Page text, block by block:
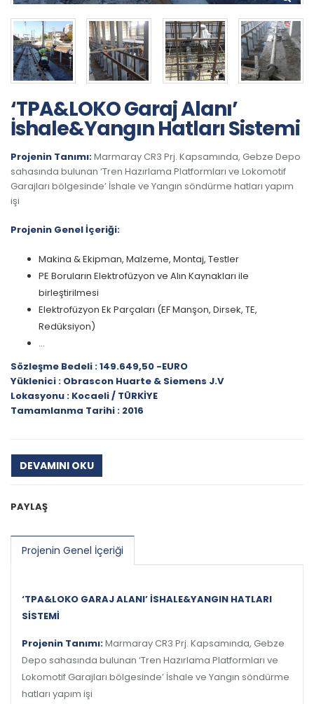
‘TPA&LOKO Garaj Alanı’
İshale&Yangın Hatları Sistemi
Projenin Tanımı:Marmaray CR3 Prj. Kapsamında, Gebze Depo
sahasında bulunan ‘Tren Hazırlama Platformları ve Lokomotif
Garajları bölgesinde’ İshale ve Yangın söndürme hatları yapım
işi
Projenin Genel İçeriği:
Makina & Ekipman, Malzeme, Montaj, Testler
PE Boruların Elektrofüzyon ve Alın Kaynakları ile
birleştirilmesi
Elektrofüzyon Ek Parçaları (EF Manşon, Dirsek, TE,
Redüksiyon)
...
Sözleşme Bedeli : 149.649,50 -EURO
Yüklenici : Obrascon Huarte & Siemens J.V
Lokasyonu : Kocaeli / TÜRKİYE
Tamamlanma Tarihi : 2016
DEVAMINI OKU
PAYLAŞ
Projenin Genel İçeriği
‘TPA&LOKO GARAJ ALANI’ İSHALE&YANGIN HATLARI
SİSTEMİ
Projenin Tanımı:Marmaray CR3 Prj. Kapsamında, Gebze
Depo sahasında bulunan ‘Tren Hazırlama Platformları ve
Lokomotif Garajları bölgesinde’ İshale ve Yangın söndürme
hatları yapım işi